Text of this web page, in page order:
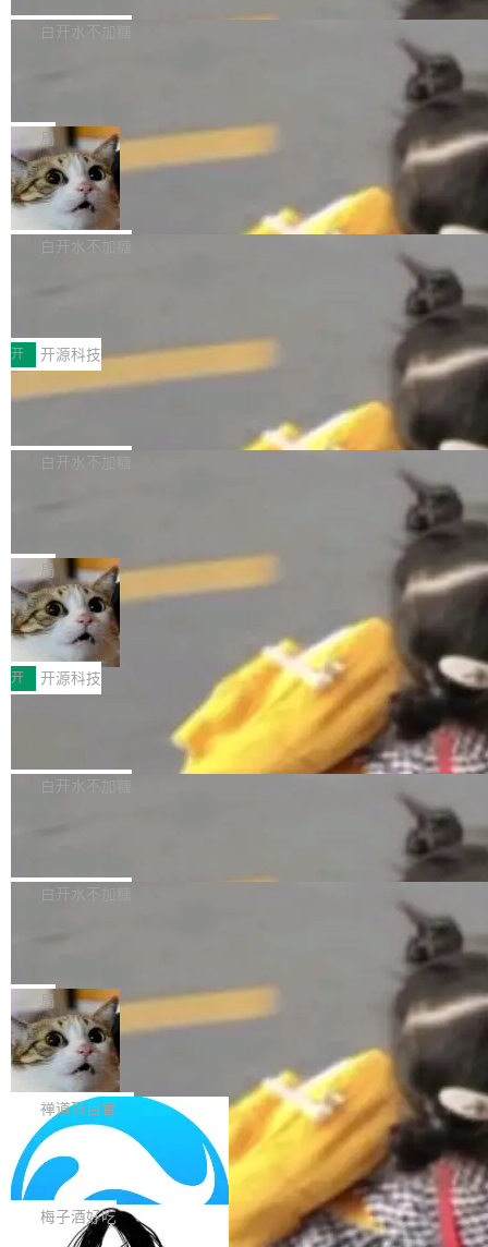
正，才能成为机器能理解的高质量数据。医学影
张CT影像上完成像素级精细分割，让系统"...
理工具。它可以查看，转换，编辑和分类所有主
新功能 macOS：在 Connect/Share 按钮中添加
通过 AirDop 共享书籍的功能 Content server：
支持可向服务器后端添加新端点的插件 Edit boo
k：Compress images：添加将 GIF 图像转换为
JPEG/WebP 的选项 ToC Editor：添加一个按
白开水不加糖
ube 视频，标题是"SwiftUI 七年后：一个平庸的
故事"。视频核心观点很简单：SwiftUI 发布七年
了，仍然像一个永久公测版。 Manshin 从数据
流、布局系统、API 稳定性、性能、跨平台五个
维度逐一批判了 SwiftUI。最让人印象深刻的一
一，界面错位。他说这个问题"两年前就发现了，
至今没变"。 数据流方面，Manshin 指出 SwiftU
I 的属性包装器演进史...
局
DBeaver 26.1.4 发布
DBeaver 是一个免费开源的通用数据库工具，适
用于开发人员和数据库管理员。DBeaver 26.1.4
AI 聊天功能（添加了一些快捷键）</span></li>
<li><span style="color:#000000">新增了始终
在新 SQL 控制台中打开 AI 生成的脚本的功能</
span></li> <li><span style="color:#000000...
白开水不加糖
2026卫星活动——第二届多语种对话语音语言模
型挑战赛 （Multilingual Conversational Speec
h Language Model Challenge，MLC-SLM）T
ask 1赛道中，传音TEX AI中心语音算法团队以
自主研发的说话人归属多语种自动语音识别系统
化系统等关键方向的系统性技术实力。 本届赛事
聚焦多语言对话语音模型面临的关键技术挑战，
共吸引来自全球工业界与学术界的1...
开 开源科技
Qwen3.8-Max 发布，下周开源 Qwen3.
千问大模型宣布正式推出 Qwen 家族迄今最强大
的模型 Qwen3.8-Max，也是其首个 Max 规模
5 的架构基础构建，参数规模扩展至 2.4 万亿，
激活参数95B，支持100万上下文Tokens，在编
程、办公、科研以及长周期任务等方面实现了全
面提升。它不仅能应对更具挑战性的问题，还能
更可靠地端到端完成复杂任务，输出值得信赖的
成果。 全球开发者都可通过千问 AI 平台获得 Q
wen3.8 的 API 服务：国内每百万 Tok...
白开水不加糖
态生成模型，能生成带原生立体声的 2K 视频。
没有发布会，没有预告，直接扔了篇文章出来，
权重已经上传至 Hugging Face。 去年国内的视
频生成模型还在追 Runway 和 Pika 的参数，今
天 MiniMax H3 从架构到许可都摆上台面了。一
个模型，三个模块，两个开源。 H3 由三个模块
组成：H3-Context-IR 负责多模态指令理解和编
排（闭源，提供 API）；H3-Base 是核心生成模
型，33B 参数，负责 768p 音视频生成（开
局
DeepSeek-V4-Flash正式版API上线超
算互联网
近日，DeepSeek-V4-Flash 正式版 API 开启公
开测试。国家超算互联网正式上线 DeepSeek-V
4-Flash 正式版（DeepSeek-V4-Flash-0731）
模型 API 调用服务和模型文件。 DeepSeek-V4-
Flash-0731 经过大量后训练工作，智能体能力
大幅增强，指令遵循能力大幅增强。在多项基准
模型 API 调用服务，用户无需繁琐环境配置，一
开 开源科技
Docker 29.7.1 现已发布，具体更新内容如下：
Bug fixes and enhancements 修复了一个回归
绝遍历绝对符号链接的容器路径，例如/var/run -
更新说明：https://github.com/moby/...
白开水不加糖
计语言和 React 组件库。Ant Design 6.5.3 现
ut.OTP 的 mask 为 true 时仍显示原始值的问
题。#58805 修复 Input.TextArea 调整大小手柄
在触摸设备上显示为小圆点的问题。#58812 Ty
pography 优化 Typography 省略提示在大列表
中的渲染性能。#58806 修复 Typography...
白开水不加糖
比它便宜的。 Artificial Analysis 更新了 DeepS
eek V4 Flash 0731 的完整评测。一张 Intellige
nce Index vs Cost per Task 的散点图上，13
个模型排成一列，V4 Flash 贴着底部：$0.03
一次任务。 V4 Flash 的 Intelligence Index 得
分 50，在 101 个模型中排第 3。排在它前面
的：Claude Opus 5（61 分）、Claude Fable
5（60 分）、GPT-5.6 Sol（59 分）、Kimi K3
（57 分）、Grok 4...
局
禅道开源版 22.4 发布，内置 DevOps4.
0 正式版，提供从代码提交到交付的全
生命周期的管理能力
大家好， 禅道开源版22.4发布啦！本次发布我们
带来了DevOps4.0系列的首个正式版本。 DevO
ps4.0内置与禅道DevOps专业版同源的代码管理
核心，依托于全自研的GitFox代码托管引擎，我
们提供了从代码提交到交付的全生命周期的管理
能力。同时，我们 对禅道DevOps现有底层代码
进行了革命性的重构，为后续AI辅助编程、智能
Solon 的 10 种 HTTP 服务器：改一行
依赖，换一个引擎
用 Solon 做线上项目有一阵子了，有个点总让新
接触的人觉得意外：服务器引擎是让你选的。 S
olon 内核约 0.3MB，不内置固定的 HTTP 服务
梅子酒好吃